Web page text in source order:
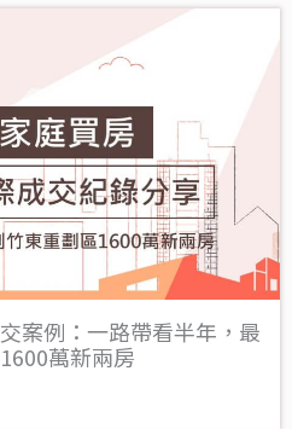
案例：一路帶看半年，最
萬新兩房